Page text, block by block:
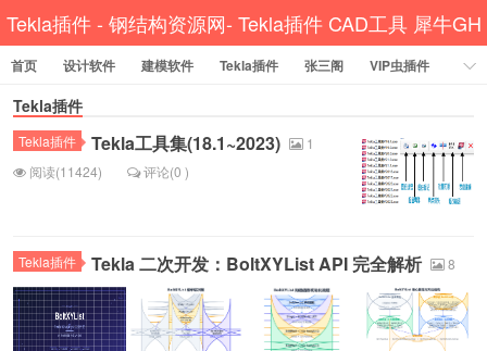
Tekla插件 - 钢结构资源网- Tekla插件 CAD工具 犀牛GH
汉化
首页 设计软件 建模软件 Tekla插件 张三阁
VIP虫插件
CAD插件
资讯教程
工程模型 关于网站
Tekla插件
Tekla插件 Tekla工具集(18.1~2023)
1
阅读(11424)
评论(0 )
Tekla插件 Tekla 二次开发：BoltXYList API 完全解析 8